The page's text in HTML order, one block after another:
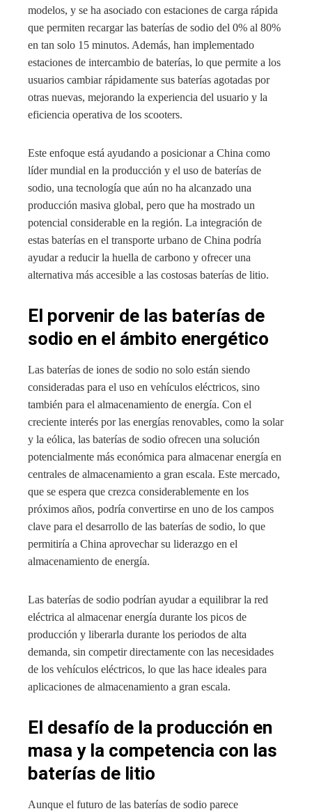
modelos, y se ha asociado con estaciones de carga rápida
que permiten recargar las baterías de sodio del 0% al 80%
en tan solo 15 minutos. Además, han implementado
estaciones de intercambio de baterías, lo que permite a los
usuarios cambiar rápidamente sus baterías agotadas por
otras nuevas, mejorando la experiencia del usuario y la
eficiencia operativa de los scooters.
Este enfoque está ayudando a posicionar a China como
líder mundial en la producción y el uso de baterías de
sodio, una tecnología que aún no ha alcanzado una
producción masiva global, pero que ha mostrado un
potencial considerable en la región. La integración de
estas baterías en el transporte urbano de China podría
ayudar a reducir la huella de carbono y ofrecer una
alternativa más accesible a las costosas baterías de litio.
El porvenir de las baterías de
sodio en el ámbito energético
Las baterías de iones de sodio no solo están siendo
consideradas para el uso en vehículos eléctricos, sino
también para el almacenamiento de energía. Con el
creciente interés por las energías renovables, como la solar
y la eólica, las baterías de sodio ofrecen una solución
potencialmente más económica para almacenar energía en
centrales de almacenamiento a gran escala. Este mercado,
que se espera que crezca considerablemente en los
próximos años, podría convertirse en uno de los campos
clave para el desarrollo de las baterías de sodio, lo que
permitiría a China aprovechar su liderazgo en el
almacenamiento de energía.
Las baterías de sodio podrían ayudar a equilibrar la red
eléctrica al almacenar energía durante los picos de
producción y liberarla durante los periodos de alta
demanda, sin competir directamente con las necesidades
de los vehículos eléctricos, lo que las hace ideales para
aplicaciones de almacenamiento a gran escala.
El desafío de la producción en
masa y la competencia con las
baterías de litio
Aunque el futuro de las baterías de sodio parece